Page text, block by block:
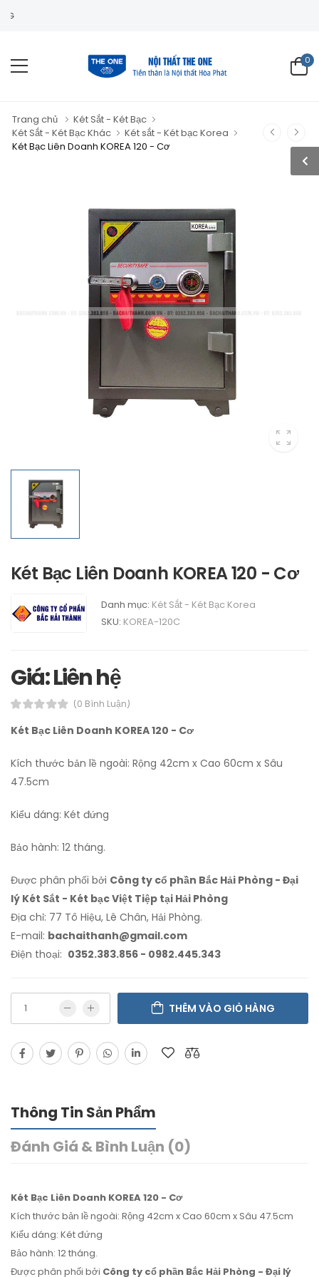
0
Trang chủ
Két Sắt - Két Bạc
Két Sắt - Két Bạc Khác
Két sắt - Két bạc Korea
Két Bạc Liên Doanh KOREA 120 - Cơ
Két Bạc Liên Doanh KOREA 120 - Cơ
Danh mục: Két Sắt - Két Bạc Korea
SKU: KOREA-120C
Giá: Liên hệ
(0 Bình Luận)
Két Bạc Liên Doanh KOREA 120 - Cơ
Kích thước bản lề ngoài: Rộng 42cm x Cao 60cm x Sâu
47.5cm
Kiểu dáng: Két đứng
Bảo hành: 12 tháng.
Được phân phối bởi Công ty cổ phần Bắc Hải Phòng - Đại
lý Két Sắt - Két bạc Việt Tiệp tại Hải Phòng
Địa chỉ: 77 Tô Hiệu, Lê Chân, Hải Phòng.
E-mail: bachaithanh@gmail.com
Điện thoại: 0352.383.856 - 0982.445.343
THÊM VÀO GIỎ HÀNG
Thông Tin Sản Phẩm
Đánh Giá & Bình Luận (0)
Két Bạc Liên Doanh KOREA 120 - Cơ
Kích thước bản lề ngoài: Rộng 42cm x Cao 60cm x Sâu 47.5cm
Kiểu dáng: Két đứng
Bảo hành: 12 tháng.
Được phân phối bởi Công ty cổ phần Bắc Hải Phòng - Đại lý